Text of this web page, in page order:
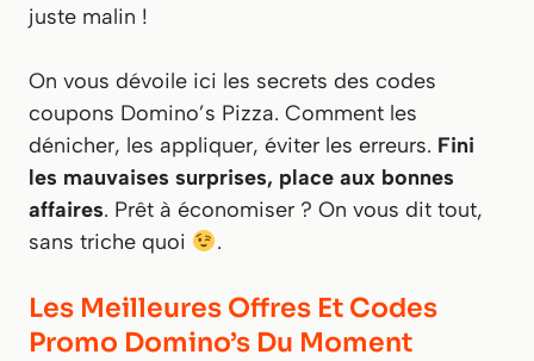
juste malin !
On vous dévoile ici les secrets des codes
coupons Domino’s Pizza. Comment les
dénicher, les appliquer, éviter les erreurs. Fini
les mauvaises surprises, place aux bonnes
affaires. Prêt à économiser ? On vous dit tout,
sans triche quoi
.
Les Meilleures Offres Et Codes
Promo Domino’s Du Moment